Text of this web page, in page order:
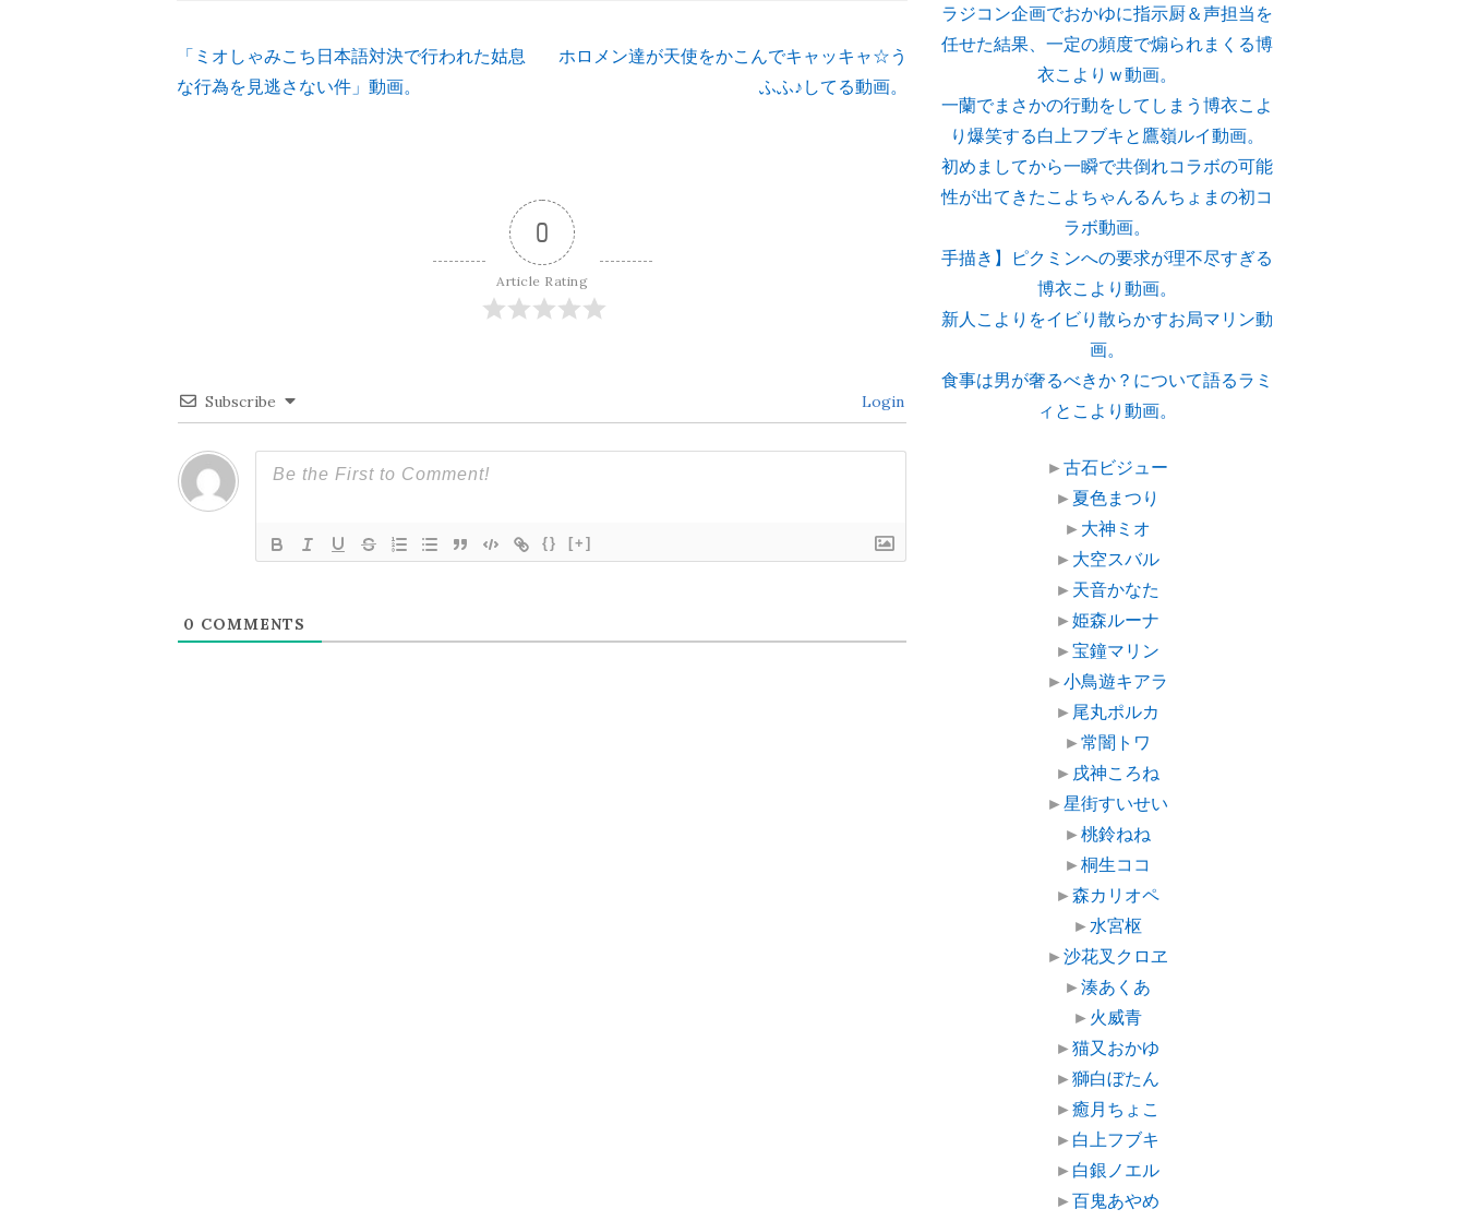
投
シ
ョ
「ミオしゃみこち日本語対決で行われた姑息
な行為を見逃さない件」動画。
ホロメン達が天使をかこんでキャッキャ☆う
ふふ♪してる動画。
0
Article Rating
Subscribe Login
{} [+]
0 COMMENTS
ラジコン企画でおかゆに指示厨＆声担当を
任せた結果、一定の頻度で煽られまくる博
衣こよりｗ動画。
一蘭でまさかの行動をしてしまう博衣こよ
り爆笑する白上フブキと鷹嶺ルイ動画。
初めましてから一瞬で共倒れコラボの可能
性が出てきたこよちゃんるんちょまの初コ
ラボ動画。
手描き】ピクミンへの要求が理不尽すぎる
博衣こより動画。
新人こよりをイビり散らかすお局マリン動
画。
食事は男が奢るべきか？について語るラミ
ィとこより動画。
►古石ビジュー
► 夏色まつり
► 大神ミオ
► 大空スバル
► 天音かなた
►姫森ルーナ
►宝鐘マリン
►小鳥遊キアラ
► 尾丸ポルカ
►常闇トワ
► 戌神ころね
►星街すいせい
►桃鈴ねね
►桐生ココ
►森カリオペ
► 水宮枢
►沙花叉クロヱ
►湊あくあ
► 火威青
►猫又おかゆ
►獅白ぼたん
►癒月ちょこ
► 白上フブキ
► 白銀ノエル
►百鬼あやめ